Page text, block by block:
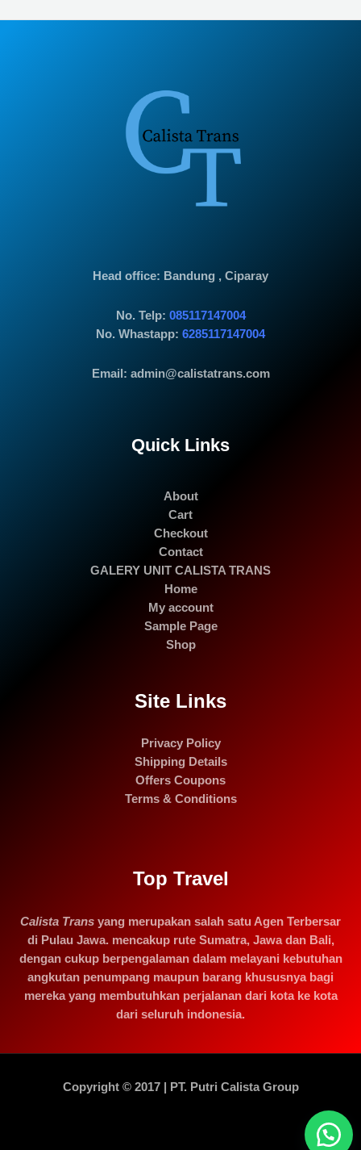
Head office: Bandung , Ciparay
No. Telp: 085117147004
No. Whastapp: 6285117147004
Email: admin@calistatrans.com
Quick Links
About
Cart
Checkout
Contact
GALERY UNIT CALISTA TRANS
Home
My account
Sample Page
Shop
Site Links
Privacy Policy
Shipping Details
Offers Coupons
Terms & Conditions
Top Travel
Calista Trans yang merupakan salah satu Agen Terbersar
di Pulau Jawa. mencakup rute Sumatra, Jawa dan Bali,
dengan cukup berpengalaman dalam melayani kebutuhan
angkutan penumpang maupun barang khususnya bagi
mereka yang membutuhkan perjalanan dari kota ke kota
dari seluruh indonesia.
Copyright © 2017 | PT. Putri Calista Group